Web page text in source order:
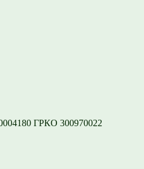
ГРКО 300970022